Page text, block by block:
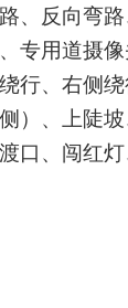
、反向弯
专用道摄
行、右侧
）、上陡
口、闯红